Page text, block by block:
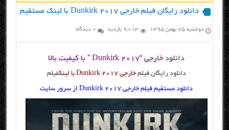
دانلود رایگان فیلم خارجی Dunkirk 2017 با لینک مستقیم
دوشنبه ۲۵ بهمن ۱۳۹۵ 9,013 بازدید 0 دیدگاه
دانلودخارجی “Dunkirk 2017 ” با کیفیت بالا
دانلود رایگان فیلم خارجی Dunkirk 2017 با لینک فیلم
دانلود مستقیم فیلم خارجی Dunkirk 2017 از سرور سایت